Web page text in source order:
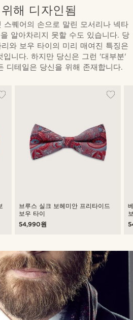
해 디자인됨
스퀘어의 손으로 말린 모서리나 넥타
알아차리지 못할 수도 있습니다. 당
와 보우 타이의 미리 매여진 특징은
입니다. 하지만 당신은 그런 '대부분'
디테일은 당신을 위해 존재합니다.
브루스 실크 보헤미안 프리타이드
보우 타이
54,990원